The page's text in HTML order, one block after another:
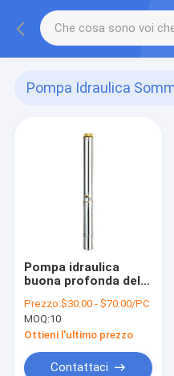
Pompa Idraulica
Pompa idraulica
buona profonda del
pompa sommergibile
di 220V Borewell
Prezzo:$30.00 - $70.00/PC
MOQ:10
Ottieni l'ultimo prezzo
Contattaci